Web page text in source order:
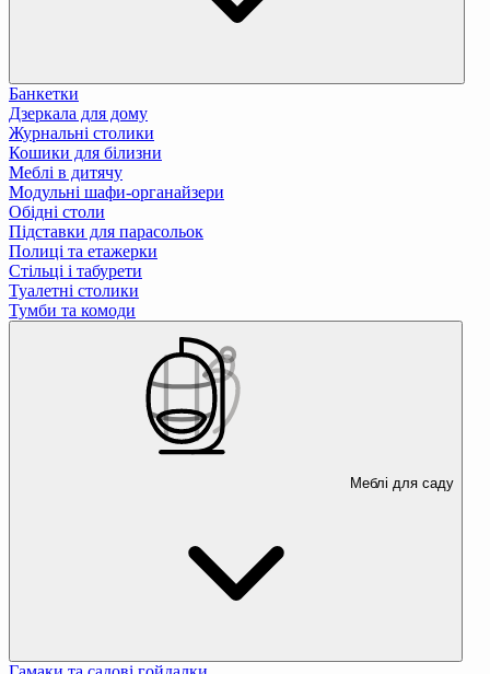
Банкетки
Дзеркала для дому
Журнальні столики
Кошики для білизни
Меблі в дитячу
Модульні шафи-органайзери
Обідні столи
Підставки для парасольок
Полиці та етажерки
Стільці і табурети
Туалетні столики
Тумби та комоди
Меблі для саду